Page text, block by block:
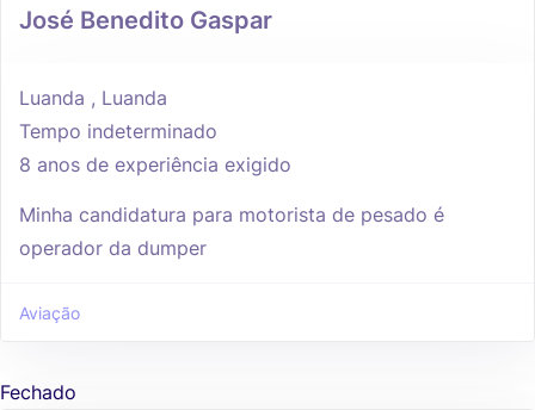
José Benedito Gaspar
Luanda , Luanda
Tempo indeterminado
8 anos de experiência exigido
Minha candidatura para motorista de pesado é
operador da dumper
Aviação
Fechado